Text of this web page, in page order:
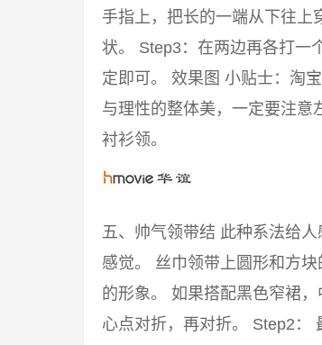
手指上，把长的一端从下往上
状。 Step3：在两边再各打一
定即可。 效果图 小贴士：淘
与理性的整体美，一定要注意
衬衫领。
五、帅气领带结 此种系法给
感觉。 丝巾领带上圆形和方
的形象。 如果搭配黑色窄裙
心点对折，再对折。 Step2：